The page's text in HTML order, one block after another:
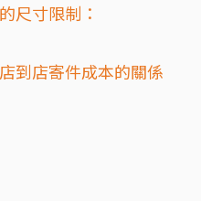
尺寸限制：
到店寄件成本的關係